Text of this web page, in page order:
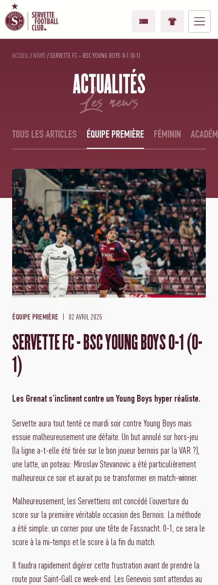
ACCUEIL /NEWS /SERVETTE FC – BSC YOUNG BOYS 0-1 (0-1)
ACTUALITÉS
les news
TOUS LES ARTICLES ÉQUIPE PREMIÈRE FÉMININ
ÉQUIPE PREMIÈRE 02 AVRIL 2025
SERVETTE FC - BSC YOUNG BOYS 0-1 (0-
1)
Les Grenat s’inclinent contre un Young Boys hyper réaliste.
Servette aura tout tenté ce mardi soir contre Young Boys mais
essuie malheureusement une défaite. Un but annulé sur hors-jeu
(la ligne a-t-elle été tirée sur le bon joueur bernois par la VAR ?),
une latte, un poteau: Miroslav Stevanovic a été particulièrement
malheureux ce soir et aurait pu se transformer en match-winner.
Malheureusement, les Servettiens ont concédé l’ouverture du
score sur la première véritable occasion des Bernois. La méthode
a été simple: un corner pour une tête de Fassnacht. 0-1, ce sera le
score à la mi-temps et le score à la fin du match.
Il faudra rapidement digérer cette frustration avant de prendre la
route pour Saint-Gall ce week-end. Les Genevois sont attendus au